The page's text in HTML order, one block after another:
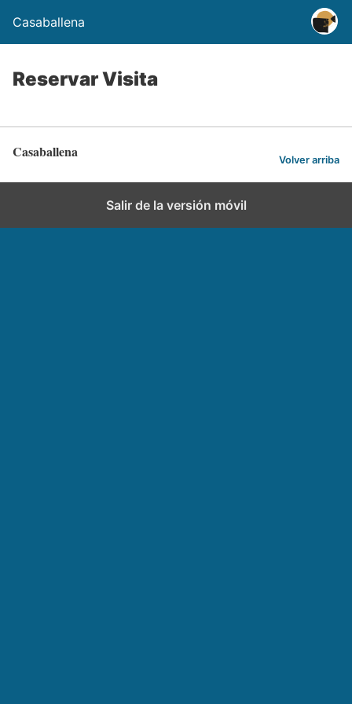
Casaballena
Reservar Visita
Casaballena Volver arriba
Salir de la versión móvil